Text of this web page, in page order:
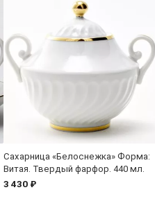
Сахарница «Белоснежка» Форма:
Витая. Твердый фарфор. 440 мл.
3 430 ₽